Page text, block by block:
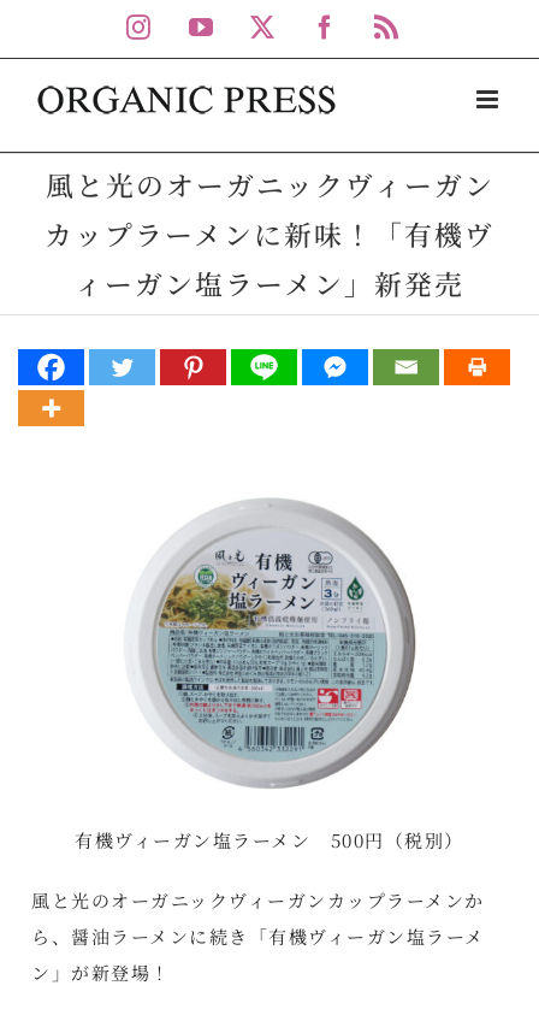
to
content
Instagram
YouTube Facebook
風と光のオーガニックヴィーガン
カップラーメンに新味！「有機ヴ
ィーガン塩ラーメン」新発売
有機ヴィーガン塩ラーメン 500円（税別）
風と光のオーガニックヴィーガンカップラーメンか
ら、 醤油ラーメンに続き「有機ヴィーガン塩ラーメ
ン」が新登場！